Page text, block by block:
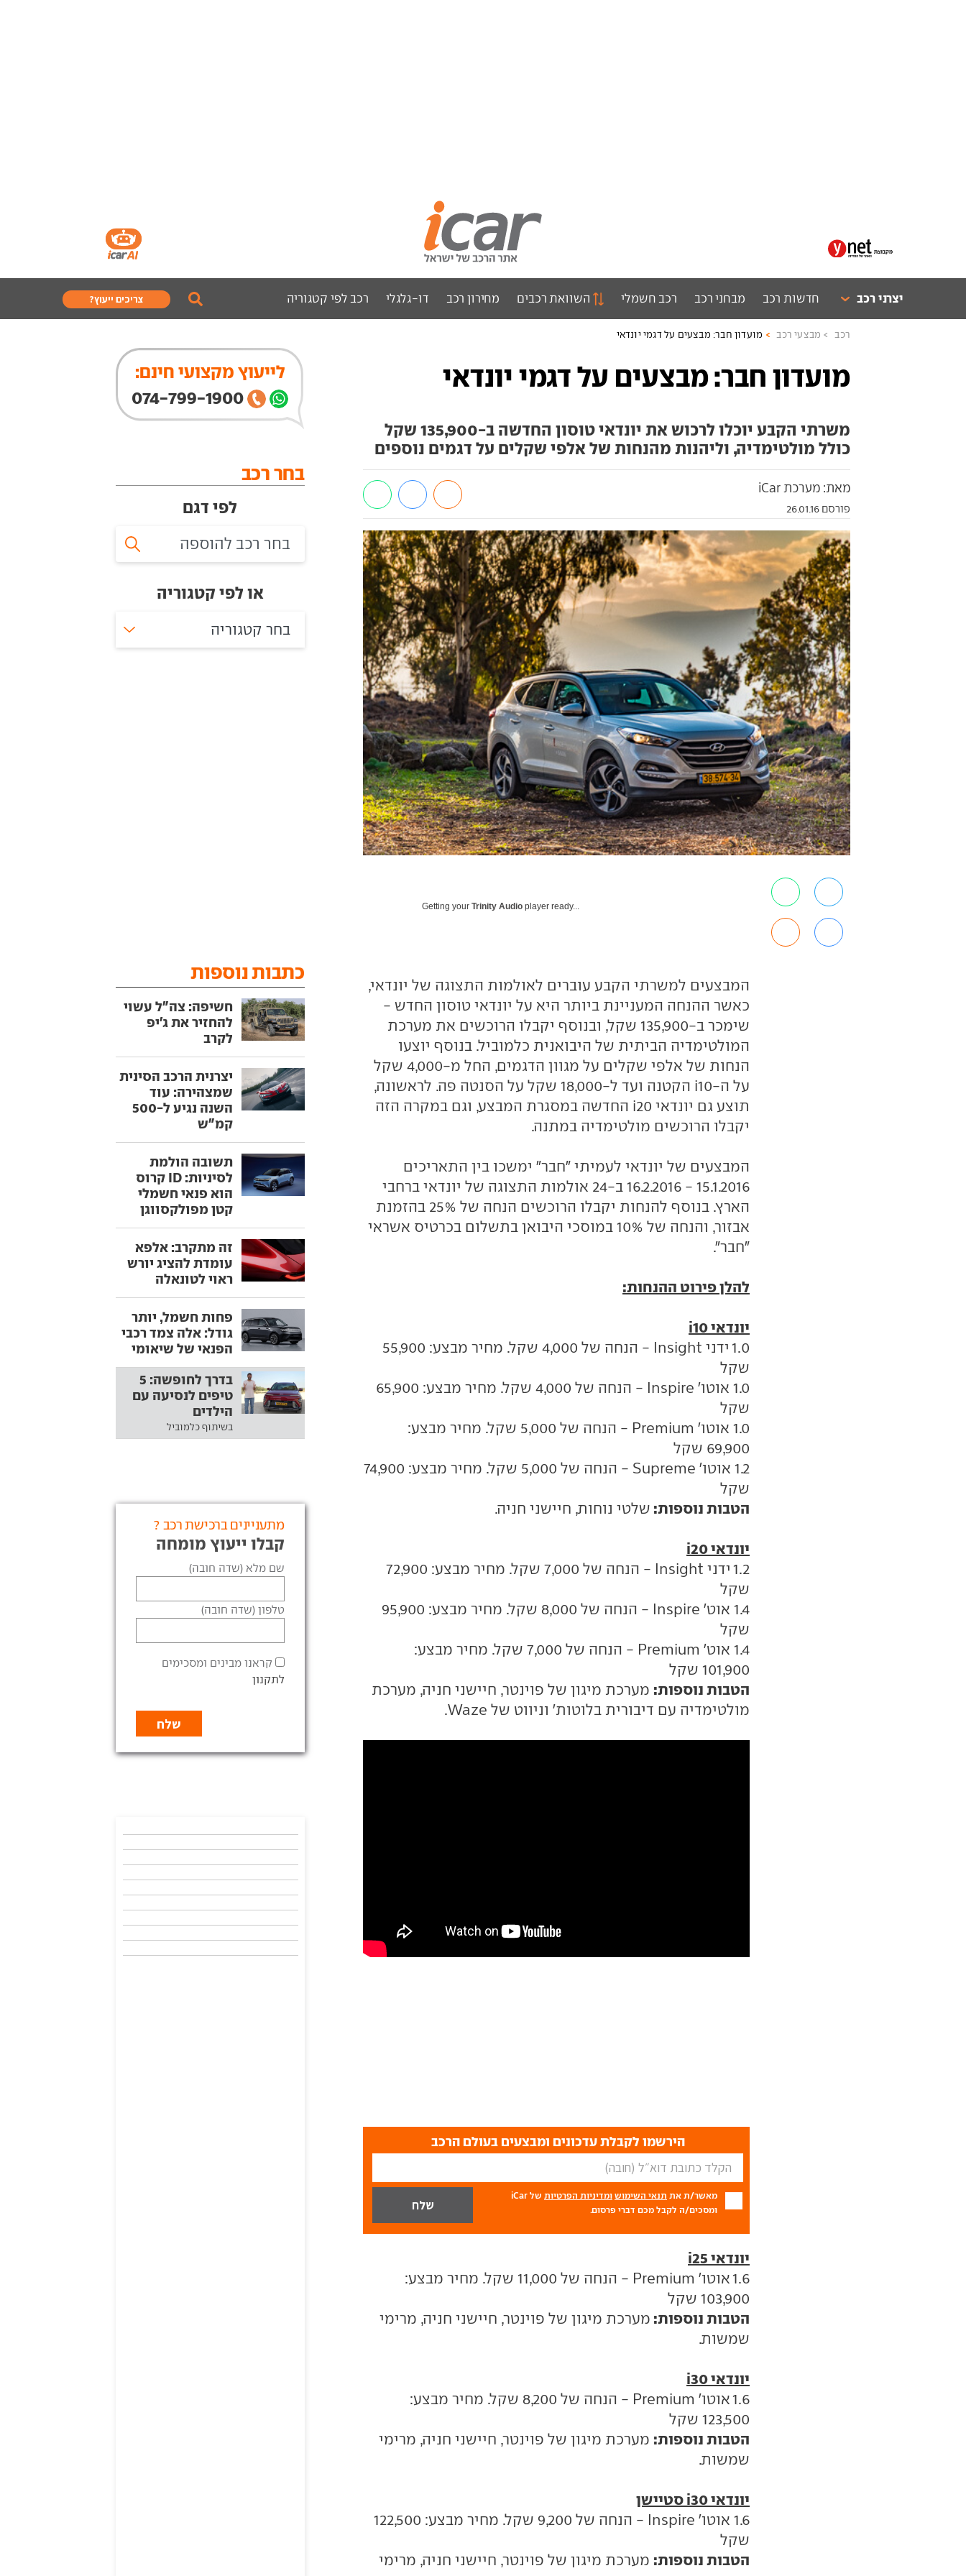
יצרני רכב חדשות רכב מבחני רכב רכב חשמלי השוואת רכבים מחירון רכב דו-גלגלי רכב לפי קטגוריה צריכים ייעוץ?
רכב מבצעי רכב מועדון חבר: מבצעים על דגמי יונדאי
מועדון חבר: מבצעים על דגמי יונדאי
משרתי הקבע יוכלו לרכוש את יונדאי טוסון החדשה ב-135,900 שקל
כולל מולטימדיה, וליהנות מהנחות של אלפי שקלים על דגמים נוספים
מאת: מערכת iCar
פורסם 26.01.16
Getting yourTrinity Audio player ready...
המבצעים למשרתי הקבע עוברים לאולמות התצוגה של יונדאי,
כאשר ההנחה המעניינת ביותר היא על יונדאי טוסון החדש -
שימכר ב-135,900 שקל, ובנוסף יקבלו הרוכשים את מערכת
המולטימדיה הביתית של היבואנית כלמוביל. בנוסף יוצעו
הנחות של אלפי שקלים על מגוון הדגמים, החל מ-4,000 שקל
על ה-i10 הקטנה ועד ל-18,000 שקל על הסנטה פה. לראשונה,
תוצע גם יונדאי i20 החדשה במסגרת המבצע, וגם במקרה הזה
יקבלו הרוכשים מולטימדיה במתנה.
המבצעים של יונדאי לעמיתי "חבר" ימשכו בין התאריכים
15.1.2016 - 16.2.2016 ב-24 אולמות התצוגה של יונדאי ברחבי
הארץ. בנוסף להנחות יקבלו הרוכשים הנחה של 25% בהזמנת
אבזור, והנחה של 10% במוסכי היבואן בתשלום בכרטיס אשראי
"חבר".
להלן פירוט ההנחות:
יונדאי i10
1.0 ידני Insight - הנחה של 4,000 שקל. מחיר מבצע: 55,900
שקל
1.0 אוטו' Inspire - הנחה של 4,000 שקל. מחיר מבצע: 65,900
שקל
1.0 אוטו' Premium - הנחה של 5,000 שקל. מחיר מבצע:
69,900 שקל
1.2 אוטו' Supreme - הנחה של 5,000 שקל. מחיר מבצע: 74,900
שקל
הטבות נוספות: שלטי נוחות, חיישני חניה.
יונדאי i20
1.2 ידני Insight - הנחה של 7,000 שקל. מחיר מבצע: 72,900
שקל
1.4 אוט' Inspire - הנחה של 8,000 שקל. מחיר מבצע: 95,900
שקל
1.4 אוט' Premium - הנחה של 7,000 שקל. מחיר מבצע:
101,900 שקל
הטבות נוספות: מערכת מיגון של פוינטר, חיישני חניה, מערכת
מולטימדיה עם דיבורית בלוטות' וניווט של Waze.
הירשמו לקבלת עדכונים ומבצעים בעולם הרכב
מאשר/ת את תנאי השימוש ומדיניות הפרטיות
של iCar
ומסכים/ה לקבל מכם דברי פרסום.
יונדאי i25
1.6 אוטו' Premium - הנחה של 11,000 שקל. מחיר מבצע:
103,900 שקל
הטבות נוספות: מערכת מיגון של פוינטר, חיישני חניה, מרימי
שמשות.
יונדאי i30
1.6 אוטו' Premium - הנחה של 8,200 שקל. מחיר מבצע:
123,500 שקל
הטבות נוספות: מערכת מיגון של פוינטר, חיישני חניה, מרימי
שמשות.
יונדאי i30 סטיישן
1.6 אוטו' Inspire - הנחה של 9,200 שקל. מחיר מבצע: 122,500
שקל
הטבות נוספות: מערכת מיגון של פוינטר, חיישני חניה, מרימי
לייעוץ מקצועי חינם:
074-799-1900
בחר רכב
לפי דגם
או לפי קטגוריה
בחר קטגוריה
כתבות נוספות
חשיפה: צה"ל עשוי
להחזיר את ג'יפ
לקרב
יצרנית הרכב הסינית
שמצהירה: עוד
השנה נגיע ל-500
קמ"ש
תשובה הולמת
לסיניות: ID קרוס
הוא פנאי חשמלי
קטן מפולקסווגן
זה מתקרב: אלפא
עומדת להציג יורש
ראוי לטונאלה
פחות חשמל, יותר
גודל: אלה צמד רכבי
הפנאי של שיאומי
בדרך לחופשה: 5
טיפים לנסיעה עם
הילדים
בשיתוף כלמוביל
מתעניינים ברכישת רכב ?
קבלו ייעוץ מומחה
שם מלא (שדה חובה)
טלפון (שדה חובה)
קראנו מבינים ומסכימים
לתקנון